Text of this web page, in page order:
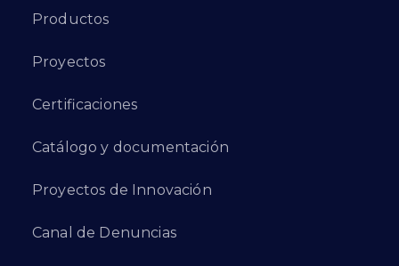
Productos
Proyectos
Certificaciones
Catálogo y documentación
Proyectos de Innovación
Canal de Denuncias